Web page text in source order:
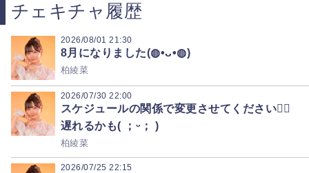
チェキチャ履歴
2026/08/01 21:30
8月になりました(◍•ᴗ•◍)
柏綾菜
2026/07/30 22:00
スケジュールの関係で変更させてください🙇‍♀️
遅れるかも( ；ᵕ； )
柏綾菜
2026/07/25 22:15